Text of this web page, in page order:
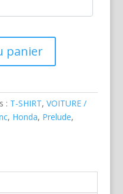
panier
: T-SHIRT, VOITURE /
, Honda, Prelude,